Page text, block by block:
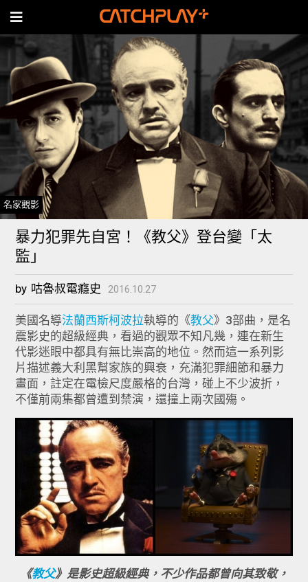
名家觀影
暴力犯罪先自宮！《教父》登台變「太
監」
by 咕魯叔電癮史 2016.10.27
美國名導法蘭西斯柯波拉執導的《教父》3部曲，是名
震影史的超級經典，看過的觀眾不知凡幾，連在新生
代影迷眼中都具有無比崇高的地位。然而這一系列影
片描述義大利黑幫家族的興衰，充滿犯罪細節和暴力
畫面，註定在電檢尺度嚴格的台灣，碰上不少波折，
不僅前兩集都曾遭到禁演，還撞上兩次國殤。
《教父》是影史超級經典，不少作品都曾向其致敬，